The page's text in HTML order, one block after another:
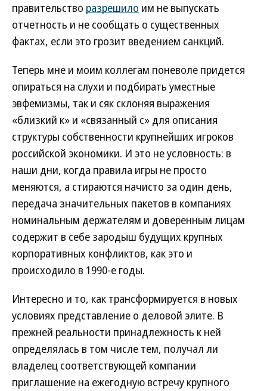
правительство разрешило им не выпускать
отчетность и не сообщать о существенных
фактах, если это грозит введением санкций.
Теперь мне и моим коллегам поневоле придется
опираться на слухи и подбирать уместные
эвфемизмы, так и сяк склоняя выражения
«близкий к» и «связанный с» для описания
структуры собственности крупнейших игроков
российской экономики. И это не условность: в
наши дни, когда правила игры не просто
меняются, а стираются начисто за один день,
передача значительных пакетов в компаниях
номинальным держателям и доверенным лицам
содержит в себе зародыш будущих крупных
корпоративных конфликтов, как это и
происходило в 1990-е годы.
Интересно и то, как трансформируется в новых
условиях представление о деловой элите. В
прежней реальности принадлежность к ней
определялась в том числе тем, получал ли
владелец соответствующей компании
приглашение на ежегодную встречу крупного